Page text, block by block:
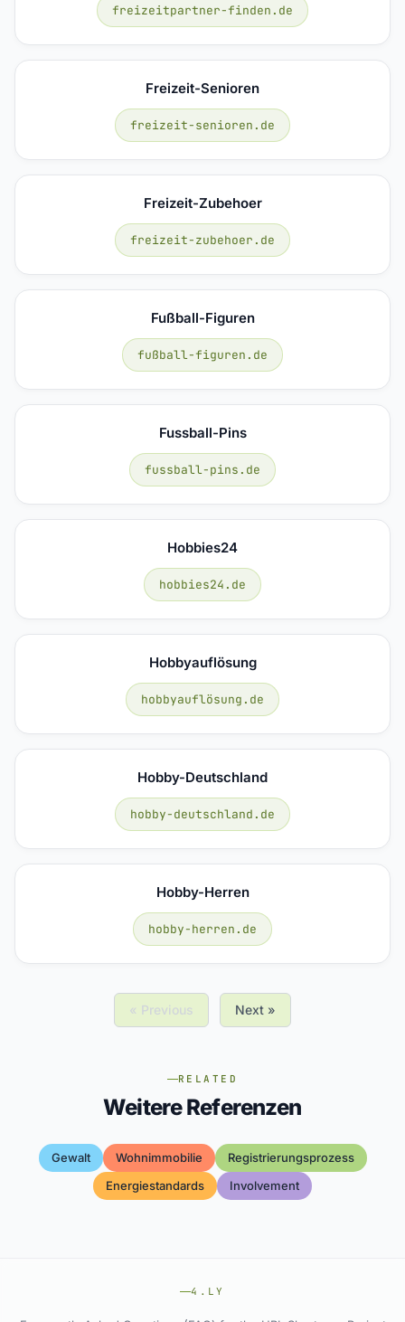
freizeitpartner-finden.de
Freizeit-Senioren
freizeit-senioren.de
Freizeit-Zubehoer
freizeit-zubehoer.de
Fußball-Figuren
fußball-figuren.de
Fussball-Pins
fussball-pins.de
Hobbies24
hobbies24.de
Hobbyauflösung
hobbyauflösung.de
Hobby-Deutschland
hobby-deutschland.de
Hobby-Herren
hobby-herren.de
« Previous Next »
RELATED
Weitere Referenzen
Gewalt Wohnimmobilie
Registrierungsprozess
Energiestandards
Involvement
4.LY